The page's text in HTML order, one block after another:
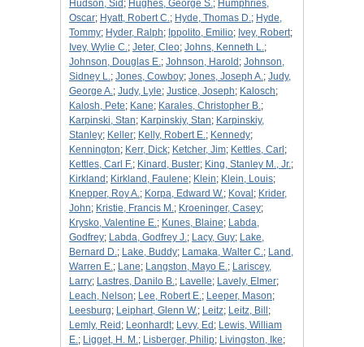
Hudson, Sid ; Hughes, George S.; Humphries,
Oscar; Hyatt, Robert C.; Hyde, Thomas D.; Hyde,
Tommy; Hyder, Ralph; Ippolito, Emilio; Ivey, Robert;
Ivey, Wylie C.; Jeter, Cleo; Johns, Kenneth L.;
Johnson, Douglas E.; Johnson, Harold ; Johnson,
Sidney L.; Jones, Cowboy; Jones, Joseph A.; Judy,
George A.; Judy, Lyle; Justice, Joseph; Kalosch;
Kalosh, Pete; Kane; Karales, Christopher B.;
Karpinski, Stan; Karpinskiy, Stan; Karpinskiy,
Stanley; Keller; Kelly, Robert E.; Kennedy;
Kennington; Kerr, Dick; Ketcher, Jim; Kettles, Carl ;
Kettles, Carl F.; Kinard, Buster; King, Stanley M., Jr.;
Kirkland ; Kirkland, Faulene; Klein; Klein, Louis;
Knepper, Roy A.; Korpa, Edward W.; Koval ; Krider,
John; Kristie, Francis M.; Kroeninger, Casey;
Krysko, Valentine E.; Kunes, Blaine; Labda,
Godfrey; Labda, Godfrey J.; Lacy, Guy; Lake,
Bernard D.; Lake, Buddy; Lamaka, Walter C.; Land,
Warren E.; Lane; Langston, Mayo E.; Lariscey,
Larry; Lastres, Danilo B.; Lavelle; Lavely, Elmer;
Leach, Nelson; Lee, Robert E.; Leeper, Mason;
Leesburg; Leiphart, Glenn W.; Leitz; Leitz, Bill ;
Lemly, Reid ; Leonhardt; Levy, Ed ; Lewis, William
E.; Ligget, H. M.; Lisberger, Philip; Livingston, Ike;